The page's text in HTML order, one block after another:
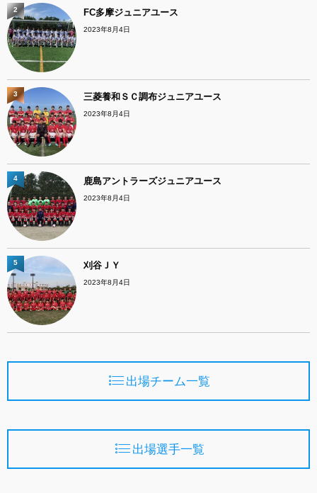
FC多摩ジュニアユース
2023年8月4日
2
三菱養和ＳＣ調布ジュニアユース
2023年8月4日
3
鹿島アントラーズジュニアユース
2023年8月4日
4
刈谷ＪＹ
2023年8月4日
5
出場チーム一覧
出場選手一覧